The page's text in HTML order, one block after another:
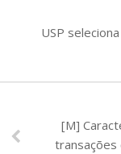
USP
[M]
transações